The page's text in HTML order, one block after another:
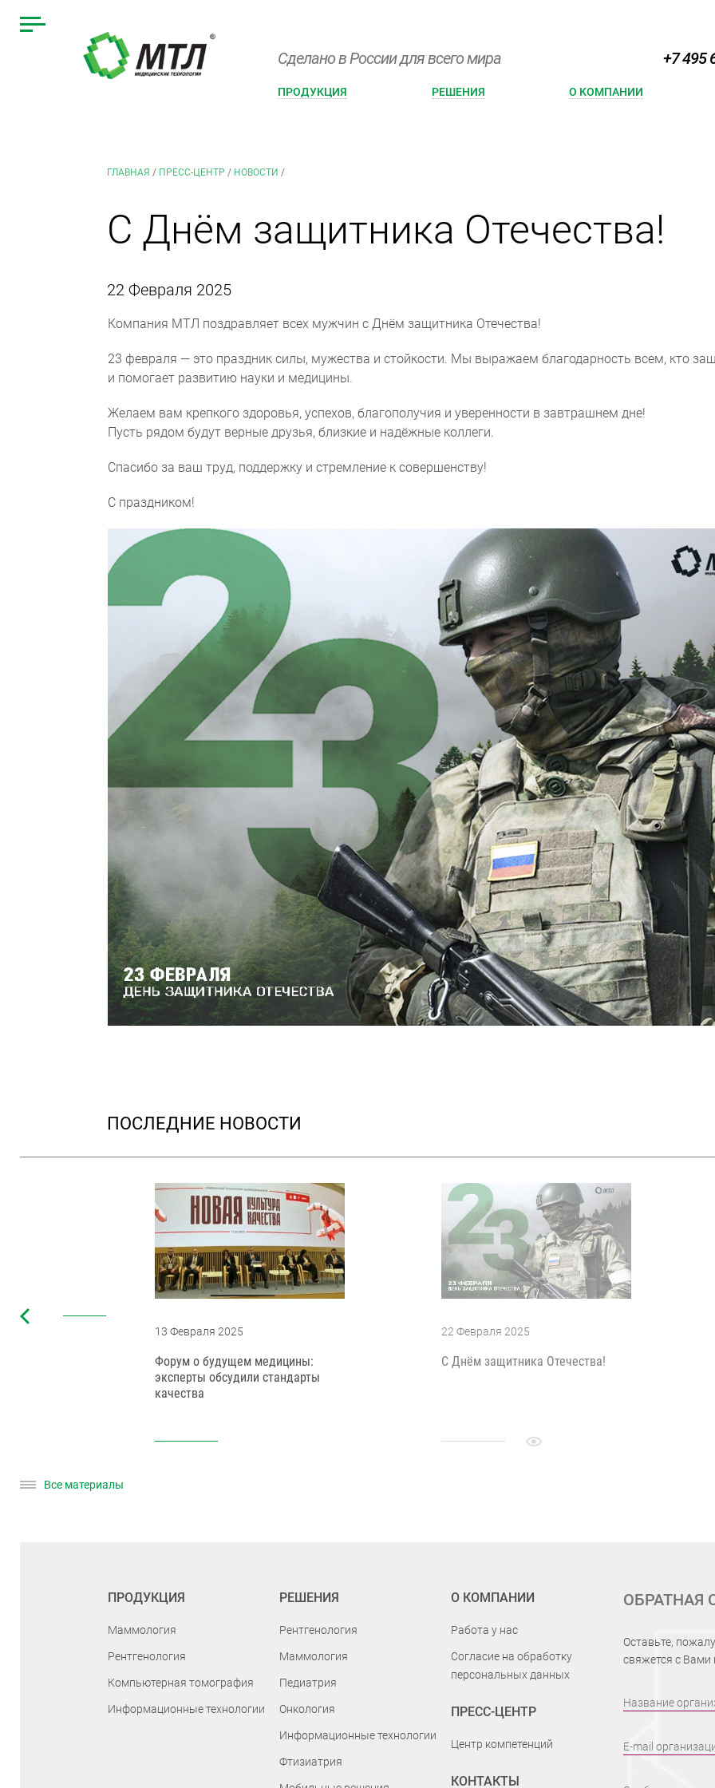
Сделано в России для всего мира +7 495
ПРОДУКЦИЯ РЕШЕНИЯ О КОМПАНИИ
ГЛАВНАЯ / ПРЕСС-ЦЕНТР / НОВОСТИ /
С Днём защитника Отечества!
22 Февраля 2025
Компания МТЛ поздравляет всех мужчин с Днём защитника Отечества!
23 февраля — это праздник силы, мужества и стойкости. Мы выражаем благодарность всем, кто
и помогает развитию науки и медицины.
Желаем вам крепкого здоровья, успехов, благополучия и уверенности в завтрашнем дне!
Пусть рядом будут верные друзья, близкие и надёжные коллеги.
Спасибо за ваш труд, поддержку и стремление к совершенству!
С праздником!
ПОСЛЕДНИЕ НОВОСТИ
13 Февраля 2025
Форум о будущем медицины:
эксперты обсудили стандарты
качества
22 Февраля 2025
С Днём защитника Отечества!
Все материалы
ПРОДУКЦИЯ
Маммология
Рентгенология
Компьютерная томография
Информационные технологии
РЕШЕНИЯ
Рентгенология
Маммология
Педиатрия
Онкология
Информационные технологии
Фтизиатрия
О КОМПАНИИ
Работа у нас
Согласие на обработку
персональных данных
ПРЕСС-ЦЕНТР
Центр компетенций
КОНТАКТЫ
ОБРАТНАЯ
Оставьте,
свяжется с Вами
Название
E-mail